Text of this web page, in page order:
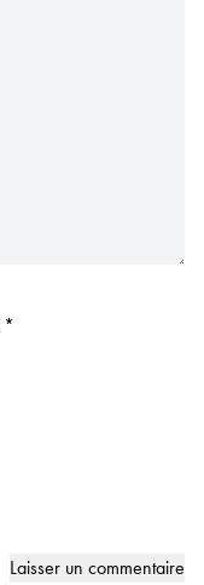
*